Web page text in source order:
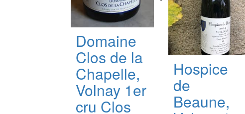
Domaine
Clos de la
Chapelle,
Volnay 1er
cru Clos
Hospice
de
Beaune,